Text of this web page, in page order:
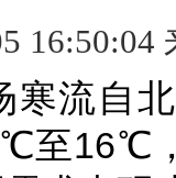
16:50:04
寒流自
至16℃